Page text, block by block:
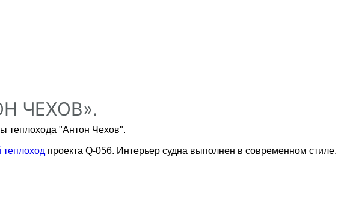
ЧЕХОВ».
теплохода "Антон Чехов".
проекта Q-056. Интерьер судна выполнен в современном стиле.